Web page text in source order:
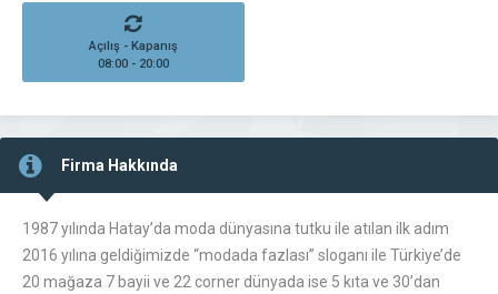
Açılış - Kapanış
08:00 - 20:00
Firma Hakkında
1987 yılında Hatay’da moda dünyasına tutku ile atılan ilk adım
2016 yılına geldiğimizde “modada fazlası” sloganı ile Türkiye’de
20 mağaza 7 bayii ve 22 corner dünyada ise 5 kıta ve 30’dan